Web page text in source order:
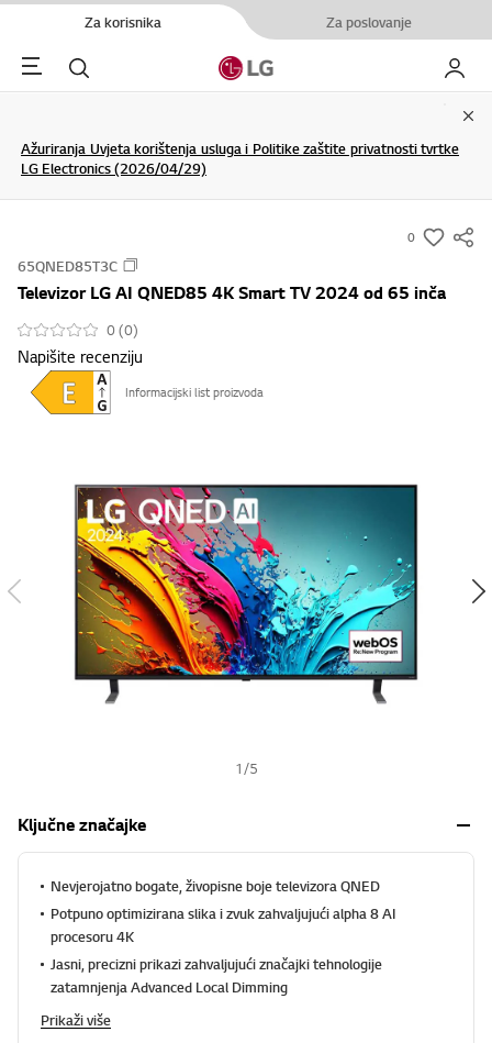
Za korisnika Za poslovanje
Menu Pretraživanje My LG
Ažuriranja Uvjeta korištenja usluga i Politike zaštite privatnosti tvrtke
LG Electronics (2026/04/29)
0
s
m
65QNED85T3C
Televizor LG AI QNED85 4K Smart TV 2024 od 65 inča
0 (0)
Napišite recenziju
Informacijski list proizvoda
1 /5
Ključne značajke
Nevjerojatno bogate, živopisne boje televizora QNED
Potpuno optimizirana slika i zvuk zahvaljujući alpha 8 AI
procesoru 4K
Jasni, precizni prikazi zahvaljujući značajki tehnologije
zatamnjenja Advanced Local Dimming
Prikaži više